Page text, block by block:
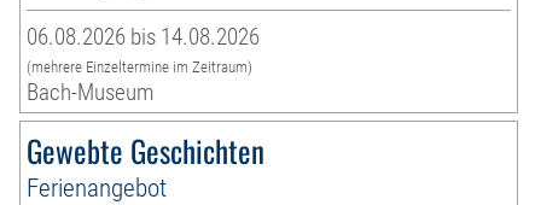
06.08.2026 bis 14.08.2026
(mehrere Einzeltermine im Zeitraum)
Bach-Museum
Gewebte Geschichten
Ferienangebot